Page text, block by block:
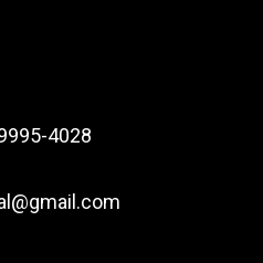
4028